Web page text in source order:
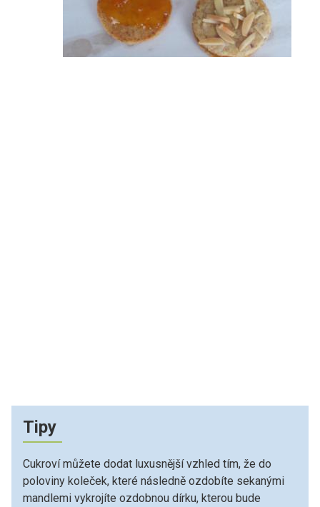
Tipy
Cukroví můžete dodat luxusnější vzhled tím, že do
poloviny koleček, které následně ozdobíte sekanými
mandlemi vykrojíte ozdobnou dírku, kterou bude